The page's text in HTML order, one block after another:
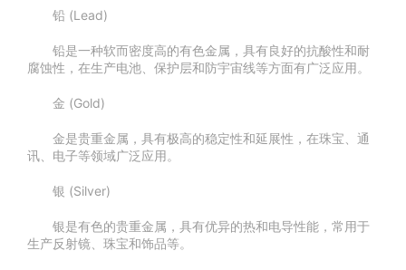
铅 (Lead)
铅是一种软而密度高的有色金属，具有良好的抗酸性和耐
腐蚀性，在生产电池、保护层和防宇宙线等方面有广泛应用。
金 (Gold)
金是贵重金属，具有极高的稳定性和延展性，在珠宝、通
讯、电子等领域广泛应用。
银 (Silver)
银是有色的贵重金属，具有优异的热和电导性能，常用于
生产反射镜、珠宝和饰品等。